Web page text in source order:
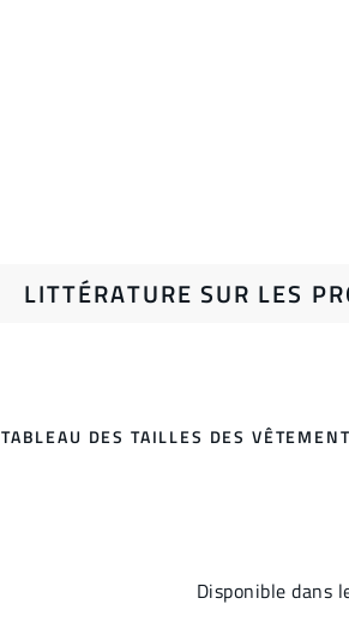
LITTÉRATURE SUR LES
TABLEAU DES TAILLES DES
Disponible dans